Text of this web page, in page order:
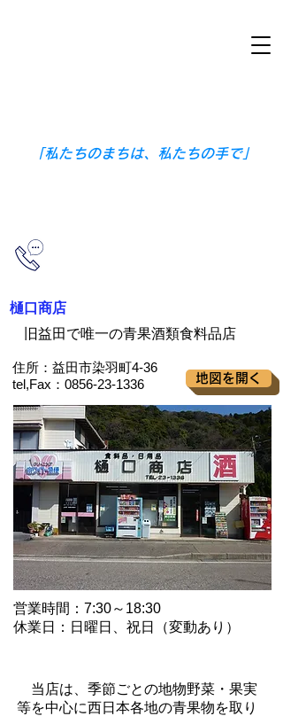
「私たちのまちは、私たちの手で」
樋口商店
旧益田で唯一の青果酒類食料品店
住所：益田市染羽町4-36
tel,Fax：0856-23-1336
地図を開く
営業時間：7:30～18:30
休業日：日曜日、祝日（変動あり）
当店は、季節ごとの地物野菜・果実
等を中心に西日本各地の青果物を取り